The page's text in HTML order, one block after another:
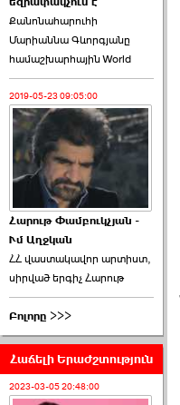
Ռուբեն Ռուբինյանը ›››
2026-06-23 21:28:00
«Ժողովուրդ»-ը
հերթական ›››
2026-06-21 23:00:00
armlur.ՔՊ-ի ներսում
սպասում են ›››
Քանոնահարուհի
Մարիաննա Գևորգյանը
համաշխարհային World
2019-05-23 09:05:00
Հարութ Փամբուկչյան -
Ւմ Աղջկան
ՀՀ վաստակավոր արտիստ,
սիրված երգիչ Հարութ
Բոլորը >>>
Հաճելի Երաժշտություն
2023-03-05 20:48:00